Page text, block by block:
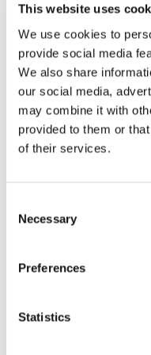
This website uses
We use cookies to
provide social media
We also share
our social media,
may combine it with
provided to them or
of their services.
Selection
Necessary
Preferences
Statistics